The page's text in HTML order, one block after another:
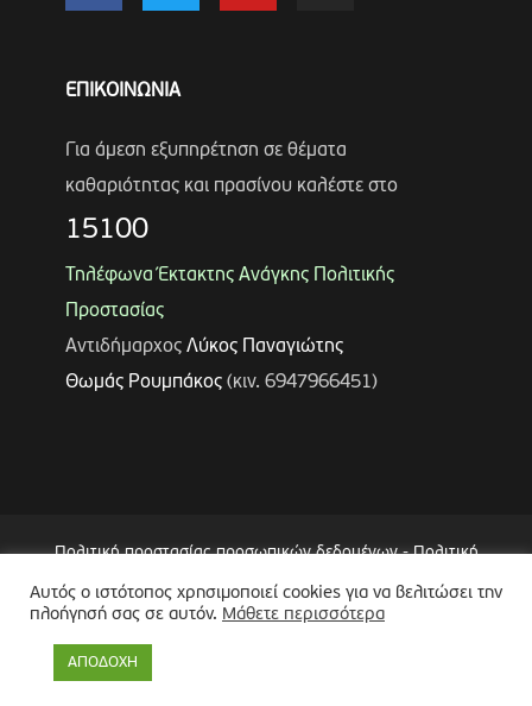
ΕΠΙΚΟΙΝΩΝΙΑ
Για άμεση εξυπηρέτηση σε θέματα
καθαριότητας και πρασίνου καλέστε στο
15100
Τηλέφωνα Έκτακτης Ανάγκης Πολιτικής
Προστασίας
Αντιδήμαρχος Λύκος Παναγιώτης
Θωμάς Ρουμπάκος(κιν. 6947966451)
Πολιτική προστασίας προσωπικών δεδομένων-Πολιτική
Επεξεργασίας Δεδομένων μέσω Συστήματος Βιντεοεπιτήρησης
(CCTV)-Δήλωση Προσβασιμότητας
Copyright © 2024 Δήμος Περιστερίου
Αυτός ο ιστότοπος χρησιμοποιεί cookies για να βελιτώσει την
πλοήγησή σας σε αυτόν. Μάθετε περισσότερα
ΑΠΟΔΟΧΗ